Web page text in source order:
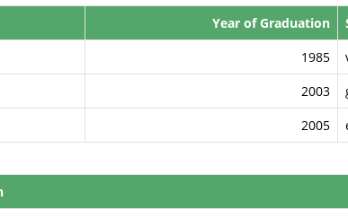
Year of Graduation
1985
2003
2005